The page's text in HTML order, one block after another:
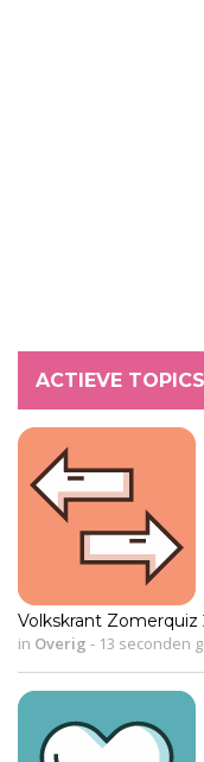
ACTIEVE TOPICS
Volkskrant Zomerquiz
in Overig - 13 seconden